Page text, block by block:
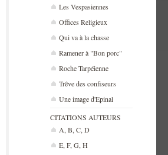
Les Vespasiennes
Offices Religieux
Qui va à la chasse
Ramener à "Bon porc"
Roche Tarpéienne
Trêve des confiseurs
Une image d'Epinal
CITATIONS AUTEURS
A, B, C, D
E, F, G, H